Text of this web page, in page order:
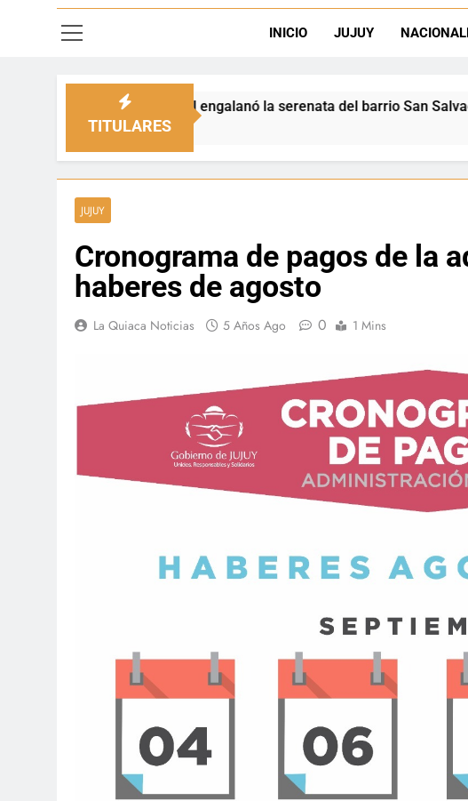
INICIO JUJUY
TITULARES
engalanó la serenata del barrio San Salvador
JUJUY
Cronograma de pagos de la
haberes de agosto
La Quiaca Noticias 5 Años Ago 0 1 Mins